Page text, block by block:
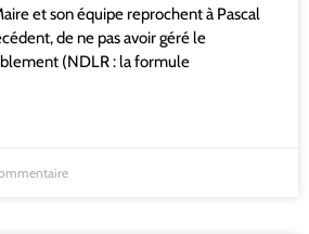
et son équipe reprochent à Pascal
de ne pas avoir géré le
(NDLR : la formule